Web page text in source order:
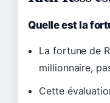
Quelle est la
La fortune de
millionnaire,
Cette